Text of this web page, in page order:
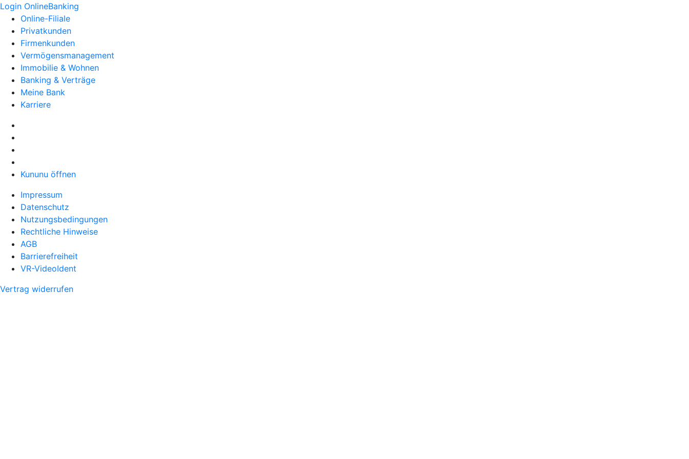
Login OnlineBanking
Online-Filiale
Privatkunden
Firmenkunden
Vermögensmanagement
Immobilie & Wohnen
Banking & Verträge
Meine Bank
Karriere
Kununu öffnen
Impressum
Datenschutz
Nutzungsbedingungen
Rechtliche Hinweise
AGB
Barrierefreiheit
VR-VideoIdent
Vertrag widerrufen